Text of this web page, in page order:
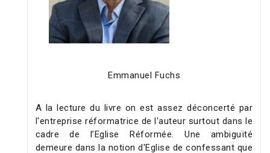
Emmanuel Fuchs
A la lecture du livre on est assez déconcerté par
l'entreprise réformatrice de l'auteur surtout dans le
cadre de l’Eglise Réformée. Une ambiguïté
demeure dans la notion d'Eglise de confessant que